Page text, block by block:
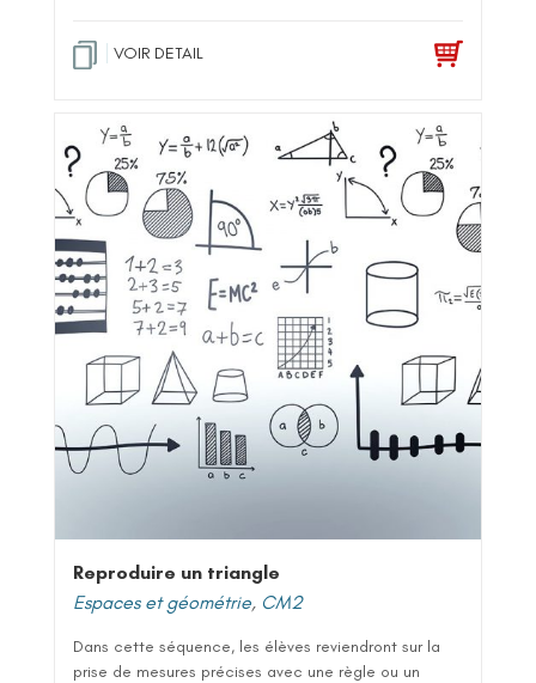
VOIR DETAIL
Reproduire un triangle
Espaces et géométrie, CM2
Dans cette séquence, les élèves reviendront sur la
prise de mesures précises avec une règle ou un